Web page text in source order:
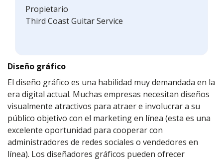
Propietario
Third Coast Guitar Service
Diseño gráfico
El diseño gráfico es una habilidad muy demandada en la
era digital actual. Muchas empresas necesitan diseños
visualmente atractivos para atraer e involucrar a su
público objetivo con el marketing en línea (esta es una
excelente oportunidad para cooperar con
administradores de redes sociales o vendedores en
línea). Los diseñadores gráficos pueden ofrecer